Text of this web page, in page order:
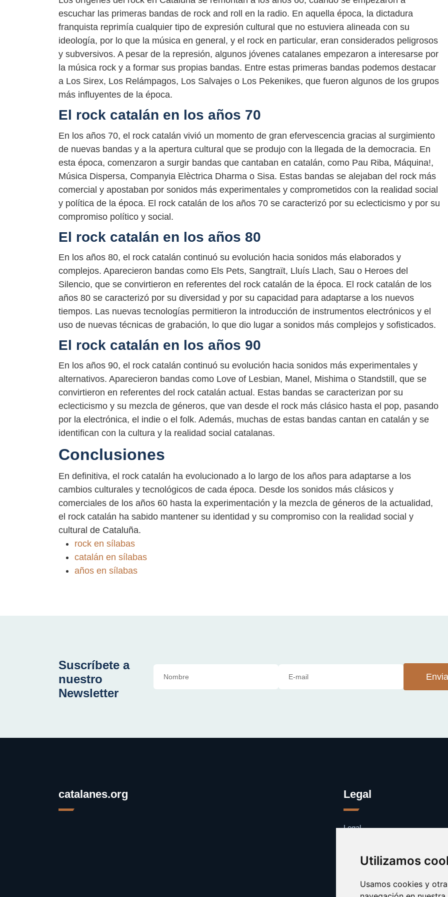
Utilizamos
Usamos cookies y
escuchar las primeras bandas de rock and roll en la radio. En aquella época, la dictadura
franquista reprimía cualquier tipo de expresión cultural que no estuviera alineada con su
ideología, por lo que la música en general, y el rock en particular, eran considerados peligrosos
y subversivos. A pesar de la represión, algunos jóvenes catalanes empezaron a interesarse por
la música rock y a formar sus propias bandas. Entre estas primeras bandas podemos destacar
a Los Sirex, Los Relámpagos, Los Salvajes o Los Pekenikes, que fueron algunos de los grupos
más influyentes de la época.
El rock catalán en los años 70
En los años 70, el rock catalán vivió un momento de gran efervescencia gracias al surgimiento
de nuevas bandas y a la apertura cultural que se produjo con la llegada de la democracia. En
esta época, comenzaron a surgir bandas que cantaban en catalán, como Pau Riba, Máquina!,
Música Dispersa, Companyia Elèctrica Dharma o Sisa. Estas bandas se alejaban del rock más
comercial y apostaban por sonidos más experimentales y comprometidos con la realidad social
y política de la época. El rock catalán de los años 70 se caracterizó por su eclecticismo y por su
compromiso político y social.
El rock catalán en los años 80
En los años 80, el rock catalán continuó su evolución hacia sonidos más elaborados y
complejos. Aparecieron bandas como Els Pets, Sangtraït, Lluís Llach, Sau o Heroes del
Silencio, que se convirtieron en referentes del rock catalán de la época. El rock catalán de los
años 80 se caracterizó por su diversidad y por su capacidad para adaptarse a los nuevos
tiempos. Las nuevas tecnologías permitieron la introducción de instrumentos electrónicos y el
uso de nuevas técnicas de grabación, lo que dio lugar a sonidos más complejos y sofisticados.
El rock catalán en los años 90
En los años 90, el rock catalán continuó su evolución hacia sonidos más experimentales y
alternativos. Aparecieron bandas como Love of Lesbian, Manel, Mishima o Standstill, que se
convirtieron en referentes del rock catalán actual. Estas bandas se caracterizan por su
eclecticismo y su mezcla de géneros, que van desde el rock más clásico hasta el pop, pasando
por la electrónica, el indie o el folk. Además, muchas de estas bandas cantan en catalán y se
identifican con la cultura y la realidad social catalanas.
Conclusiones
En definitiva, el rock catalán ha evolucionado a lo largo de los años para adaptarse a los
cambios culturales y tecnológicos de cada época. Desde los sonidos más clásicos y
comerciales de los años 60 hasta la experimentación y la mezcla de géneros de la actualidad,
el rock catalán ha sabido mantener su identidad y su compromiso con la realidad social y
cultural de Cataluña.
rock en sílabas
catalán en sílabas
años en sílabas
Suscríbete a
nuestro
Newsletter
catalanes.org Legal
Legal
Contacto